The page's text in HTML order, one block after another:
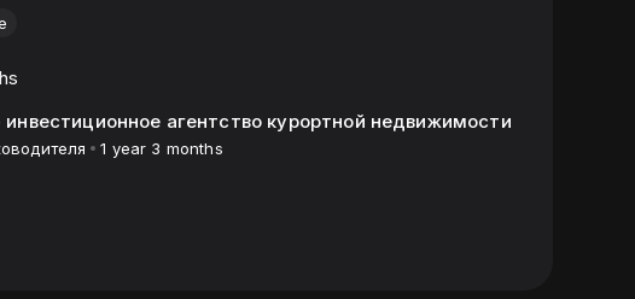
инвестиционное агентство курортной недвижимости
1 year 3 months